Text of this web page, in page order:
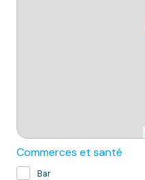
Commerces et santé
Bar